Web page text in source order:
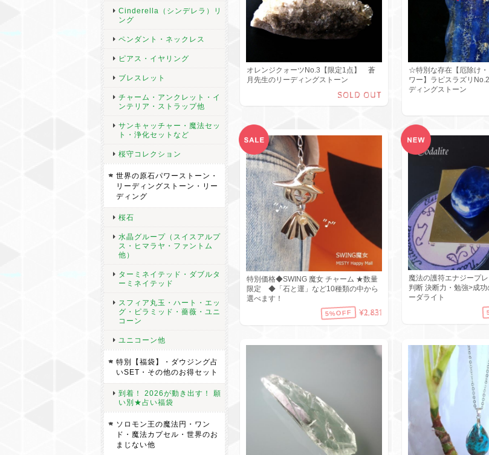
オレンジクォーツNo.3【限定1点】 蒼
月先生のリーディングストーン
SOLD OUT
☆特別な存在【厄除け
ワー】ラピスラズリ
ディングストーン
特別価格◆SWING 魔女 チャーム ★数量
限定 ◆「石と運」など10種類の中から
選べます！
5%OFF ¥2,831
魔法の護符エナジープ
判断 決断力・勉強>成
ーダライト
Cinderella（シンデレラ）リ
ング
ペンダント・ネックレス
ピアス・イヤリング
ブレスレット
チャーム・アンクレット・イ
ンテリア・ストラップ他
サンキャッチャー・魔法セッ
ト・浄化セットなど
桜守コレクション
世界の原石パワーストーン・
リーディングストーン・リー
ディング
桜石
水晶グループ（スイスアルプ
ス・ヒマラヤ・ファントム
他）
ターミネイテッド・ダブルタ
ーミネイテッド
スフィア丸玉・ハート・エッ
グ・ピラミッド・薔薇・ユニ
コーン
ユニコーン他
特別【福袋】・ダウジング占
いSET・その他のお得セット
到着！ 2026が動き出す！ 願
い別★占い福袋
ソロモン王の魔法円・ワン
ド・魔法カプセル・世界のお
まじない他